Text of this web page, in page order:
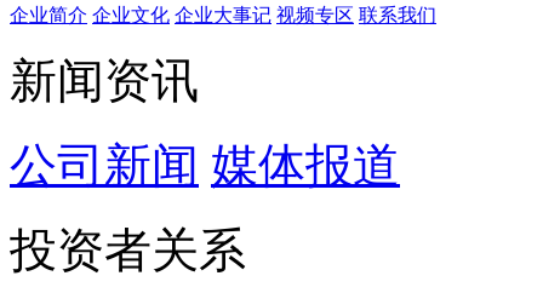
企业简介 企业文化 企业⼤事记 视频专区 联系我们
新闻资讯
公司新闻 媒体报道
投资者关系